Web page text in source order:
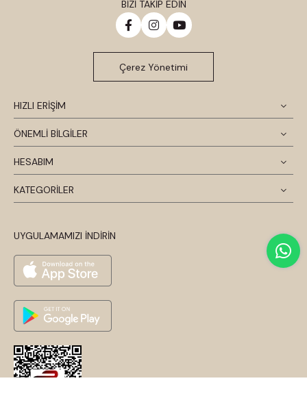
HIZLI ERİŞİM
ÖNEMLİ BİLGİLER
HESABIM
KATEGORİLER
UYGULAMAMIZI İNDİRİN
BİZİ TAKİP EDİN
Çerez Yönetimi